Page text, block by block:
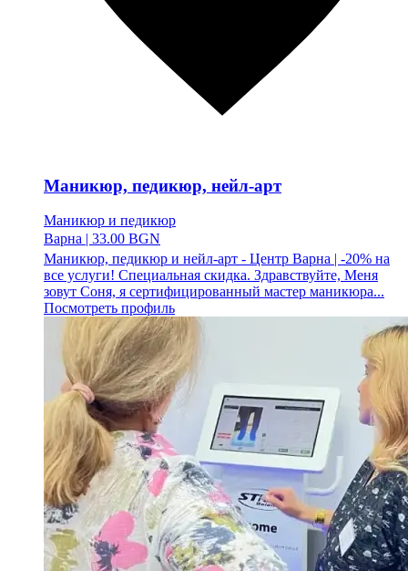
Маникюр, педикюр, нейл-арт
Маникюр и педикюр
Варна | 33.00 BGN
Маникюр, педикюр и нейл-арт - Центр Варна | -20% на
все услуги! Специальная скидка. Здравствуйте, Меня
зовут Соня, я сертифицированный мастер маникюра...
Посмотреть профиль